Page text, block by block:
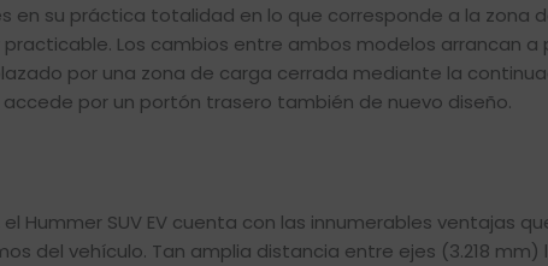
en su práctica totalidad en lo que corresponde a la zona
Los cambios entre ambos modelos arrancan
por una zona de carga cerrada mediante la
por un portón trasero también de nuevo diseño.
Hummer SUV EV cuenta con las innumerables ventajas
del vehículo. Tan amplia distancia entre ejes (3.218